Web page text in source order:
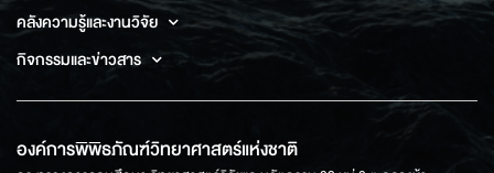
คลังความรู้และงานวิจัย
กิจกรรมและข่าวสาร
องค์การพิพิธภัณฑ์วิทยาศาสตร์แห่งชาติ